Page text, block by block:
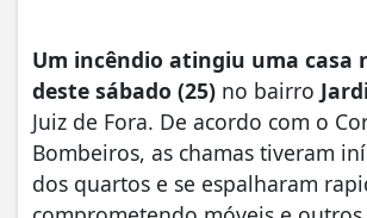
Um incêndio atingiu uma casa
deste sábado (25) no bairro
Juiz de Fora. De acordo com o
Bombeiros, as chamas tiveram
dos quartos e se espalharam